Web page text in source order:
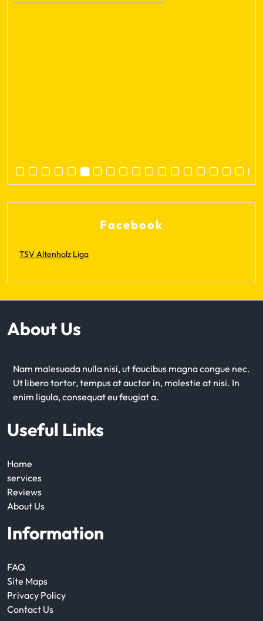
Facebook
TSV Altenholz Liga
About Us
Nam malesuada nulla nisi, ut faucibus magna congue nec.
Ut libero tortor, tempus at auctor in, molestie at nisi. In
enim ligula, consequat eu feugiat a.
Useful Links
Home
services
Reviews
About Us
Information
FAQ
Site Maps
Privacy Policy
Contact Us